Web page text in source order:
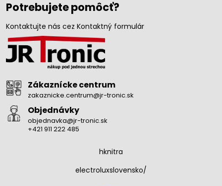
Potrebujete pomôcť?
Kontaktujte nás cez Kontaktný formulár
Zákaznícke centrum
zakaznicke.centrum@jr-tronic.sk
Objednávky
objednavka@jr-tronic.sk
+421 911 222 485
hknitra
electroluxslovensko/